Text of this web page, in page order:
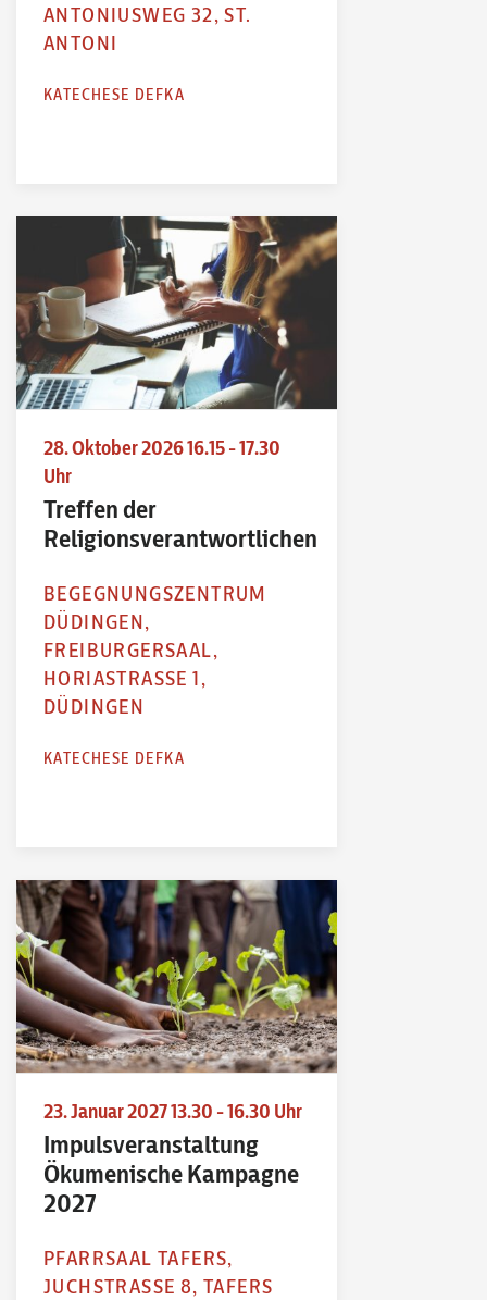
ANTONIUSWEG 32, ST.
ANTONI
KATECHESE DEFKA
28. Oktober 2026 16.15 - 17.30
Uhr
Treffen der
Religionsverantwortlichen
BEGEGNUNGSZENTRUM
DÜDINGEN,
FREIBURGERSAAL,
HORIASTRASSE 1,
DÜDINGEN
KATECHESE DEFKA
23. Januar 2027 13.30 - 16.30 Uhr
Impulsveranstaltung
Ökumenische Kampagne
2027
PFARRSAAL TAFERS,
JUCHSTRASSE 8, TAFERS